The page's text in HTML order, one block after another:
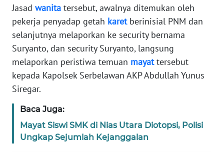
Jasad wanita tersebut, awalnya ditemukan oleh
pekerja penyadap getah karetberinisial PNM dan
selanjutnya melaporkan ke security bernama
Suryanto, dan security Suryanto, langsung
melaporkan peristiwa temuan mayattersebut
kepada Kapolsek Serbelawan AKP Abdullah Yunus
Siregar.
Baca Juga:
Mayat Siswi SMK di Nias Utara Diotopsi, Polisi
Ungkap Sejumlah Kejanggalan
News
Regional
WN
SUMUT
JAKARTA
WN
JABAR